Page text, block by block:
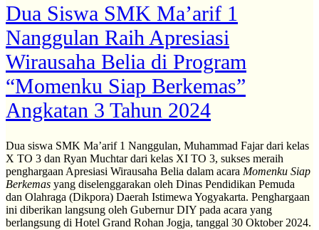
Dua Siswa SMK Ma’arif 1
Nanggulan Raih Apresiasi
Wirausaha Belia di Program
“Momenku Siap Berkemas”
Angkatan 3 Tahun 2024
Dua siswa SMK Ma’arif 1 Nanggulan, Muhammad Fajar dari kelas
X TO 3 dan Ryan Muchtar dari kelas XI TO 3, sukses meraih
penghargaan Apresiasi Wirausaha Belia dalam acara Momenku Siap
Berkemas yang diselenggarakan oleh Dinas Pendidikan Pemuda
dan Olahraga (Dikpora) Daerah Istimewa Yogyakarta. Penghargaan
ini diberikan langsung oleh Gubernur DIY pada acara yang
berlangsung di Hotel Grand Rohan Jogja, tanggal 30 Oktober 2024.